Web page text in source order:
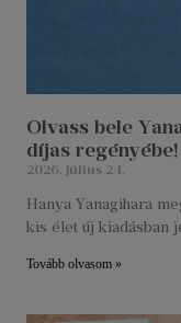
Olvass bele
díjas regényébe!
2026. július 24.
Hanya Yanagihara
kis élet új kiadásban
Tovább olvasom »